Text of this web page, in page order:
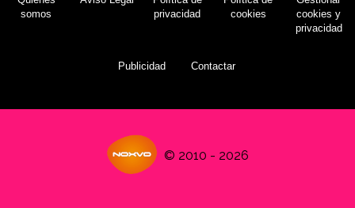
somos
privacidad
cookies
cookies y
privacidad
Publicidad Contactar
© 2010 - 2026